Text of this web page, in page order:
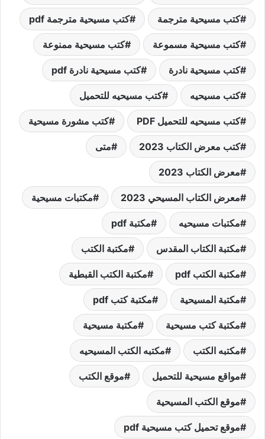
كتب مسيحية مترجمة كتب مسيحية مترجمة pdf
كتب مسيحية مسموعة كتب مسيحية ممنوعة
كتب مسيحية نادرة كتب مسيحية نادرة pdf
كتب مسيحيه كتب مسيحيه للتحميل
كتب مسيحيه للتحميل PDF كتب مشورة مسيحية
كتب معرض الكتاب 2023 متى
معرض الكتاب 2023
معرض الكتاب المسيحي 2023 مكتبات مسيحية
مكتبات مسيحيه مكتبة pdf
مكتبة الكتاب المقدس مكتبة الكتب
مكتبة الكتب pdf مكتبة الكتب القبطية
مكتبة المسيحية مكتبة كتب pdf
مكتبة كتب مسيحية مكتبة مسيحية
مكتبه الكتب مكتبه الكتب المسيحيه
مواقع مسيحية للتحميل موقع الكتب
موقع الكتب المسيحية
موقع تحميل كتب مسيحية pdf